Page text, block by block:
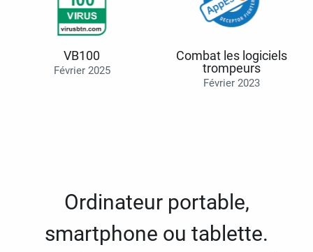
VB100
Février 2025
Combat les logiciels
trompeurs
Février 2023
Ordinateur portable,
smartphone ou tablette.